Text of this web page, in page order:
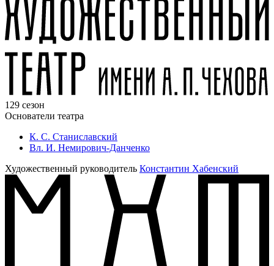
129 сезон
Основатели театра
К. С. Станиславский
Вл. И. Немирович-Данченко
Художественный руководитель Константин Хабенский